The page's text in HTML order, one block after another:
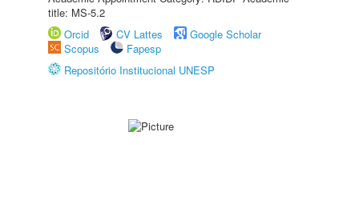
title: MS-5.2
Orcid
CV Lattes
Google Scholar
Scopus
Fapesp
Repositório Institucional UNESP